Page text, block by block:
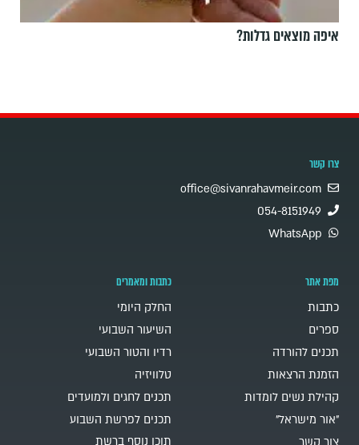
איפה מוצאים גדלות?
צרו קשר
office@sivanrahavmeir.com
054-8151949
WhatsApp
מפת אתר
כתבות
ספרים
תכנים להורדה
הזמנת הרצאות
קהילת נשים לומדות
"אור מישראל"
כתבות ומאמרים
החלק היומי
השיעור השבועי
רדיו והטור השבועי
טלוויזיה
תכנים לחגים ולמועדים
תכנים לפרשת השבוע
תוכן נוסף ברשת